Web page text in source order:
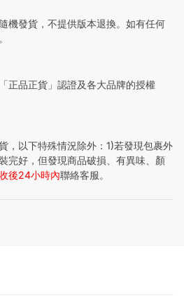
機發貨，不提供版本退換。如有任何
正品正貨」認證及各大品牌的授權
，以下特殊情況除外：1)若發現包裹外
完好，但發現商品破損、有異味、顏
後24小時內聯絡客服。